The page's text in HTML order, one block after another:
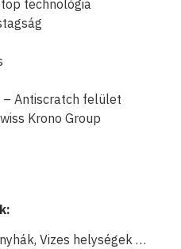
technológia
Antiscratch felület
Krono Group
Vizes helységek …